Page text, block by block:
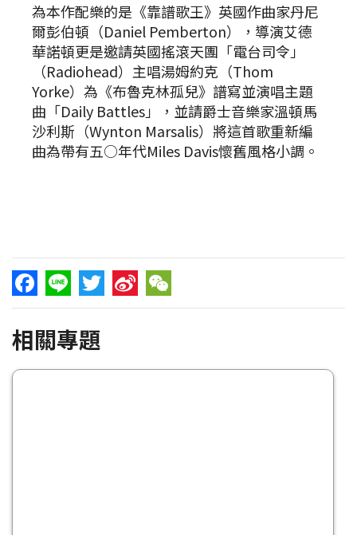
為本作配樂的是《靠譜歌王》英國作曲家丹尼
爾彭伯頓（Daniel Pemberton），導演艾德
華諾頓更是邀請英國搖滾天團「電台司令」
（Radiohead）主唱湯姆約克（Thom
Yorke）為《布魯克林孤兒》譜寫並演唱主題
曲「Daily Battles」，並請爵士音樂家溫頓馬
沙利斯（Wynton Marsalis）將這首歌重新編
曲為帶有五○年代Miles Davis懷舊風格小調。
Facebook
Line TwitterSina WeChat
相關專題